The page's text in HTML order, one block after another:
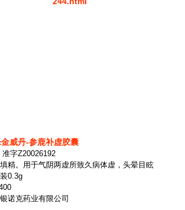
金威丹-参鹿补虚胶囊
准字Z20026192
精。用于气阴两虚所致久病体虚，头晕目眩
0.3g
诺克药业有限公司